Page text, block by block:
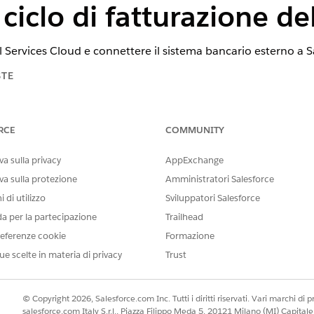
di fatturazione
Cloud e connettere il sistema bancario esterno a
UnlimitedEdition in cui è
AUTORIZZAZIONI UTENTE RICHIESTE
Personalizza applicazione
e abilitare l'integrazione, attivare l'impostazione per
bancario core esterno. Quando questa
da Salesforce. Vedere
Abilitazione delle informazioni
i sistemi bancari esterni, utilizzare le app di integrazione
sulla privacy
sulla protezione
di utilizzo
per la partecipazione
cookie
scelte in materia di privacy
COMMUNITY
AppExchange
Amministratori Salesforce
Sviluppatori Salesforce
Trailhead
Formazione
Trust
© Copyright 2026, Salesforce.com Inc. Tutti i diritti riservati. Vari marchi di
salesforce.com Italy S.r.l., Piazza Filippo Meda 5, 20121 Milano (MI)